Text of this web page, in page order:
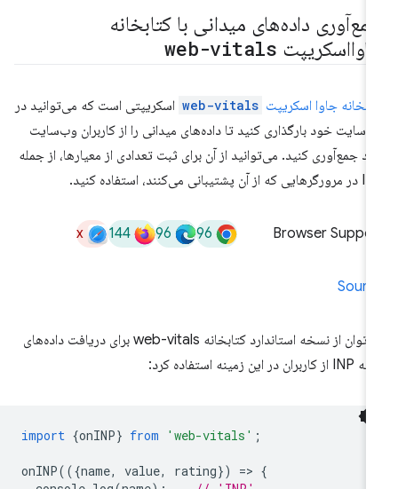
داده‌های میدانی با کتابخانه
web-vitals
جاوا اسکریپت web-vitals اسکریپتی است که می‌توانید در
خود بارگذاری کنید تا داده‌های میدانی را از کاربران وب‌سایت
جمع‌آوری کنید. می‌توانید از آن برای ثبت تعدادی از معیارها، از جمله
Browser
96
96
144
x
می‌توان از نسخه استاندارد کتابخانه web-vitals برای دریافت داده‌های
import {onINP} from 'web-vitals'
onINP(({name, value, rating }) =